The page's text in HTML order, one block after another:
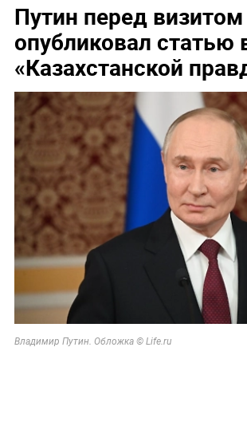
Путин перед
опубликовал статью
«Казахстанской
Владимир Путин. Обложка © Life.ru